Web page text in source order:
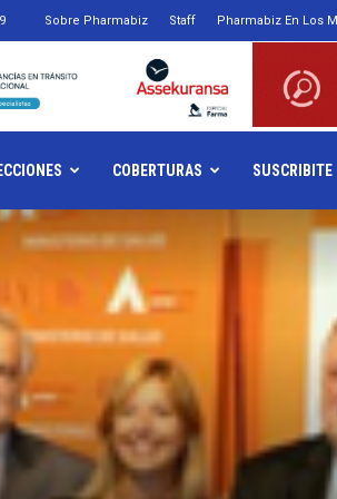
Sobre Pharmabiz Staff Pharmabiz En Los
COBERTURAS SUSCRIBITE